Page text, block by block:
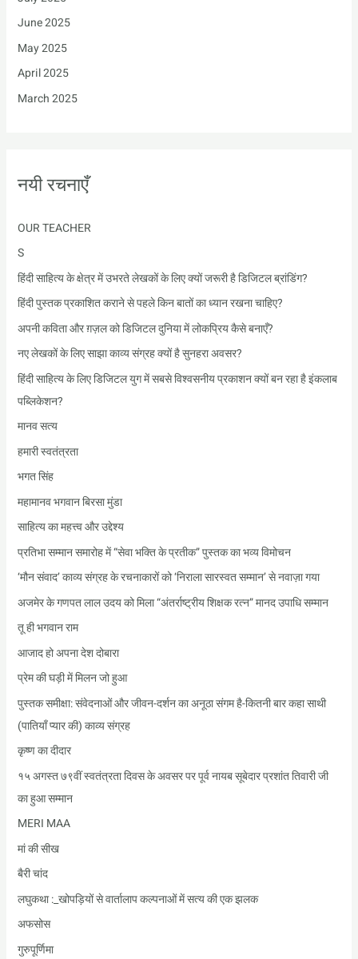
June 2025
May 2025
April 2025
March 2025
नयी रचनाएँ
OUR TEACHER
S
हिंदी साहित्य के क्षेत्र में उभरते लेखकों के लिए क्यों जरूरी है डिजिटल ब्रांडिंग?
हिंदी पुस्तक प्रकाशित कराने से पहले किन बातों का ध्यान रखना चाहिए?
अपनी कविता और ग़ज़ल को डिजिटल दुनिया में लोकप्रिय कैसे बनाएँ?
नए लेखकों के लिए साझा काव्य संग्रह क्यों है सुनहरा अवसर?
हिंदी साहित्य के लिए डिजिटल युग में सबसे विश्वसनीय प्रकाशन क्यों बन रहा है इंकलाब
पब्लिकेशन?
मानव सत्य
हमारी स्वतंत्रता
भगत सिंह
महामानव भगवान बिरसा मुंडा
साहित्य का महत्त्व और उद्देश्य
प्रतिभा सम्मान समारोह में “सेवा भक्ति के प्रतीक” पुस्तक का भव्य विमोचन
‘मौन संवाद’ काव्य संग्रह के रचनाकारों को ‘निराला सारस्वत सम्मान’ से नवाज़ा गया
अजमेर के गणपत लाल उदय को मिला “अंतर्राष्ट्रीय शिक्षक रत्न” मानद उपाधि सम्मान
तू ही भगवान राम
आजाद हो अपना देश दोबारा
प्रेम की घड़ी में मिलन जो हुआ
पुस्तक समीक्षा: संवेदनाओं और जीवन-दर्शन का अनूठा संगम है-कितनी बार कहा साथी
(पातियाँ प्यार की) काव्य संग्रह
कृष्ण का दीदार
१५ अगस्त ७९वीं स्वतंत्रता दिवस के अवसर पर पूर्व नायब सूबेदार प्रशांत तिवारी जी
का हुआ सम्मान
MERI MAA
मां की सीख
बैरी चांद
लघुकथा :_खोपड़ियों से वार्तालाप कल्पनाओं में सत्य की एक झलक
अफसोस
गुरुपूर्णिमा